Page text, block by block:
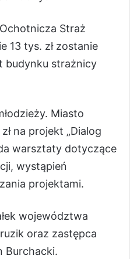
Straż
13 tys. zł zostanie
budynku strażnicy
Miasto
na projekt „Dialog
warsztaty dotyczące
wystąpień
projektami.
województwa
oraz zastępca
Burchacki.